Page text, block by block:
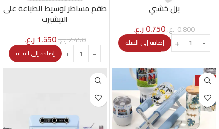
بزل خشبي
0.800ر.ع.0.750ر.ع.
إضافة إلى السلة
طقم مساطر توسيط الطباعة على
التيشيرت
2.450ر.ع.1.650 ر.ع.
إضافة إلى السلة
-40%